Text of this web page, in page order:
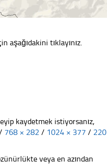
tıklayınız.
kaydetmek istiyorsanız,
768 × 282 / 1024 × 377 / 220
veya en azından